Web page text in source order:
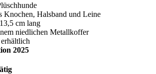
Knochen, Halsband und Leine
cm lang
niedlichen Metallkoffer
erhältlich
2025